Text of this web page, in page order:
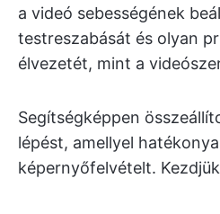
a videó sebességének
testreszabását és olyan
élvezetét, mint a
Segítségképpen
lépést, amellyel
képernyőfelvételt.